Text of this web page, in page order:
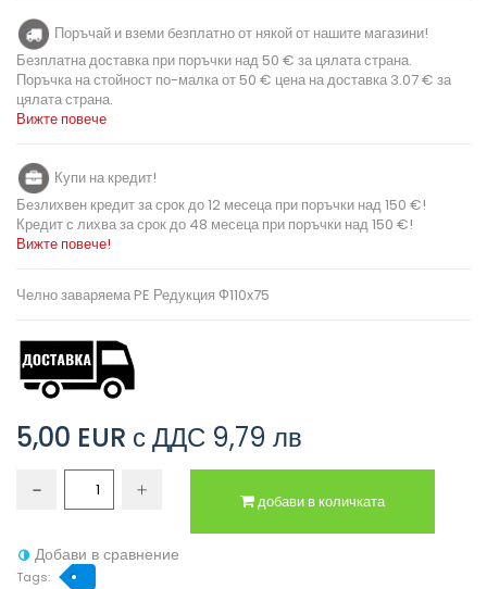
Поръчай и вземи безплатно от някой от нашите магазини!
Безплатна доставка при поръчки над 50 € за цялата страна.
Поръчка на стойност по-малка от 50 € цена на доставка 3.07 € за
цялата страна.
Вижте повече
Купи на кредит!
Безлихвен кредит за срок до 12 месеца при поръчки над 150 €!
Кредит с лихва за срок до 48 месеца при поръчки над 150 €!
Вижте повече!
Челно заваряема PE Редукция Ф110x75
5,00 EUR с ДДС 9,79 лв
добави в количката
Добави в сравнение
Tags: